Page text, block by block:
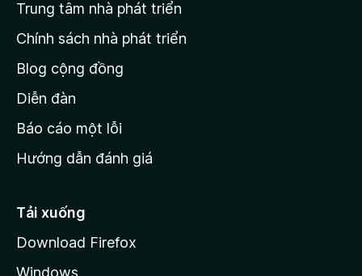
g
c
ủ
M
o
i
l
Trung tâm nhà phát triển
Chính sách nhà phát triển
Blog cộng đồng
Diễn đàn
Báo cáo một lỗi
Hướng dẫn đánh giá
Tải xuống
Download Firefox
Windows